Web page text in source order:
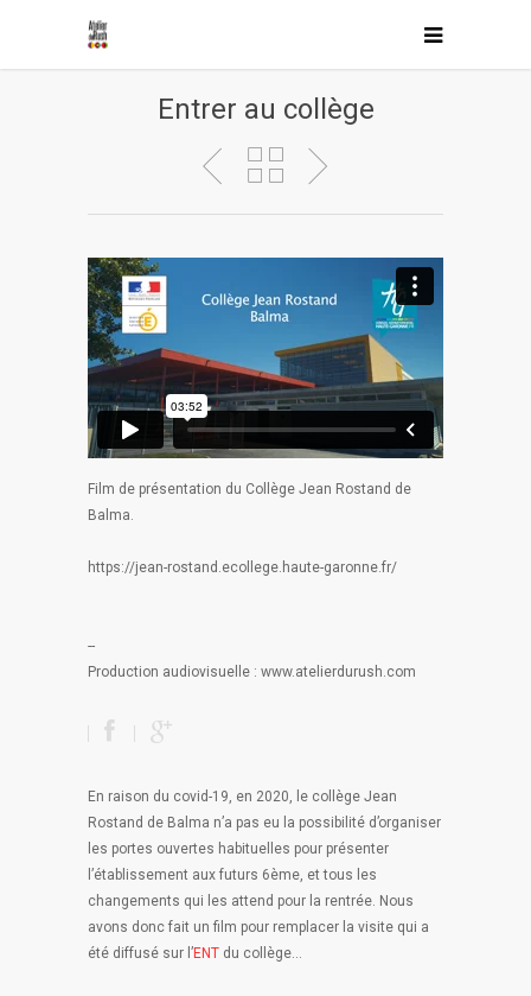
Entrer au collège
Film de présentation du Collège Jean Rostand de
Balma.
https://jean-rostand.ecollege.haute-garonne.fr/
--
Production audiovisuelle : www.atelierdurush.com
En raison du covid-19, en 2020, le collège Jean
Rostand de Balma n’a pas eu la possibilité d’organiser
les portes ouvertes habituelles pour présenter
l’établissement aux futurs 6ème, et tous les
changements qui les attend pour la rentrée. Nous
avons donc fait un film pour remplacer la visite qui a
été diffusé sur l’ENT du collège…